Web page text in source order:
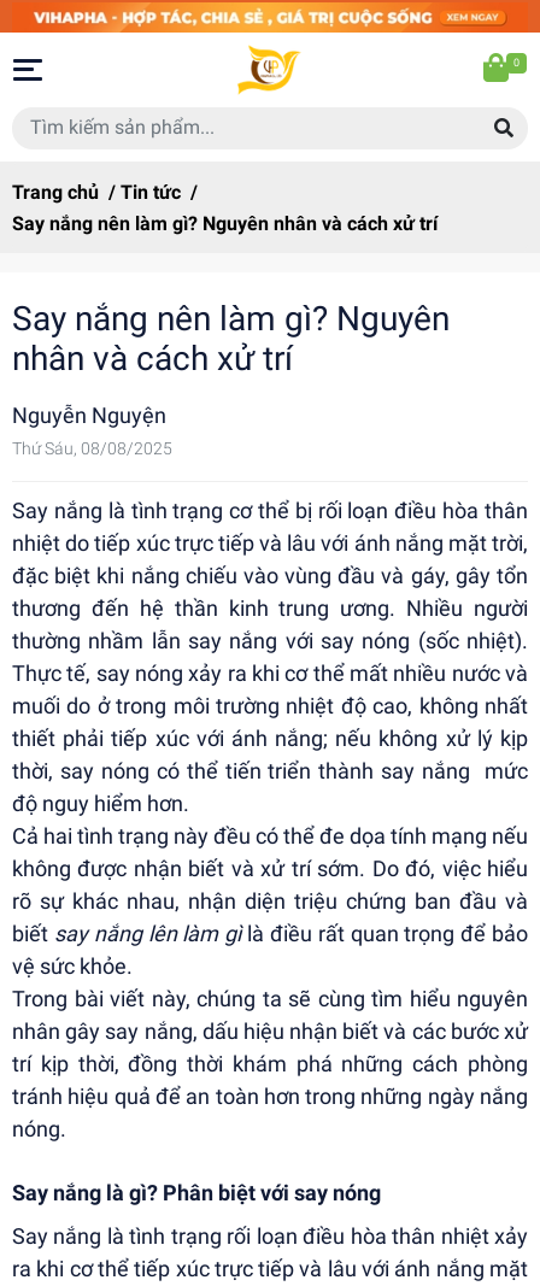
0
Trang chủ / Tin tức /
Say nắng nên làm gì? Nguyên nhân và cách xử trí
Say nắng nên làm gì? Nguyên
nhân và cách xử trí
Nguyễn Nguyện
Thứ Sáu, 08/08/2025
Say nắng là tình trạng cơ thể bị rối loạn điều hòa thân
nhiệt do tiếp xúc trực tiếp và lâu với ánh nắng mặt trời,
đặc biệt khi nắng chiếu vào vùng đầu và gáy, gây tổn
thương đến hệ thần kinh trung ương. Nhiều người
thường nhầm lẫn say nắng với say nóng (sốc nhiệt).
Thực tế, say nóng xảy ra khi cơ thể mất nhiều nước và
muối do ở trong môi trường nhiệt độ cao, không nhất
thiết phải tiếp xúc với ánh nắng; nếu không xử lý kịp
thời, say nóng có thể tiến triển thành say nắng mức
độ nguy hiểm hơn.
Cả hai tình trạng này đều có thể đe dọa tính mạng nếu
không được nhận biết và xử trí sớm. Do đó, việc hiểu
rõ sự khác nhau, nhận diện triệu chứng ban đầu và
biết say nắng lên làm gìlà điều rất quan trọng để bảo
vệ sức khỏe.
Trong bài viết này, chúng ta sẽ cùng tìm hiểu nguyên
nhân gây say nắng, dấu hiệu nhận biết và các bước xử
trí kịp thời, đồng thời khám phá những cách phòng
tránh hiệu quả để an toàn hơn trong những ngày nắng
nóng.
Say nắng là gì? Phân biệt với say nóng
Say nắng là tình trạng rối loạn điều hòa thân nhiệt xảy
ra khi cơ thể tiếp xúc trực tiếp và lâu với ánh nắng mặt